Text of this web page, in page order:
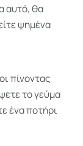
αυτό, θα
ψημένα
πίνοντας
το γεύμα
ένα ποτήρι